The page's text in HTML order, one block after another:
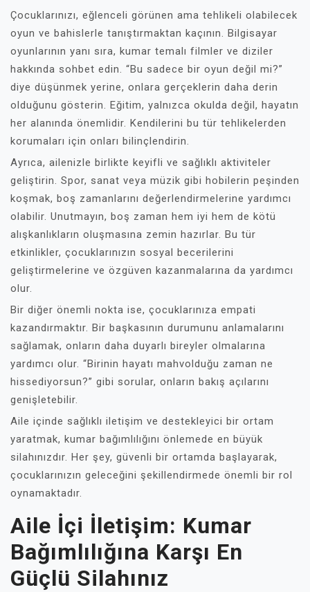
Çocuklarınızı, eğlenceli görünen ama tehlikeli olabilecek
oyun ve bahislerle tanıştırmaktan kaçının. Bilgisayar
oyunlarının yanı sıra, kumar temalı filmler ve diziler
hakkında sohbet edin. “Bu sadece bir oyun değil mi?”
diye düşünmek yerine, onlara gerçeklerin daha derin
olduğunu gösterin. Eğitim, yalnızca okulda değil, hayatın
her alanında önemlidir. Kendilerini bu tür tehlikelerden
korumaları için onları bilinçlendirin.
Ayrıca, ailenizle birlikte keyifli ve sağlıklı aktiviteler
geliştirin. Spor, sanat veya müzik gibi hobilerin peşinden
koşmak, boş zamanlarını değerlendirmelerine yardımcı
olabilir. Unutmayın, boş zaman hem iyi hem de kötü
alışkanlıkların oluşmasına zemin hazırlar. Bu tür
etkinlikler, çocuklarınızın sosyal becerilerini
geliştirmelerine ve özgüven kazanmalarına da yardımcı
olur.
Bir diğer önemli nokta ise, çocuklarınıza empati
kazandırmaktır. Bir başkasının durumunu anlamalarını
sağlamak, onların daha duyarlı bireyler olmalarına
yardımcı olur. “Birinin hayatı mahvolduğu zaman ne
hissediyorsun?” gibi sorular, onların bakış açılarını
genişletebilir.
Aile içinde sağlıklı iletişim ve destekleyici bir ortam
yaratmak, kumar bağımlılığını önlemede en büyük
silahınızdır. Her şey, güvenli bir ortamda başlayarak,
çocuklarınızın geleceğini şekillendirmede önemli bir rol
oynamaktadır.
Aile İçi İletişim: Kumar
Bağımlılığına Karşı En
Güçlü Silahınız